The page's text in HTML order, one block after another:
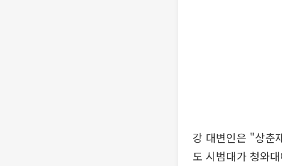
강 대변인은 "상춘
도 시범대가 청와